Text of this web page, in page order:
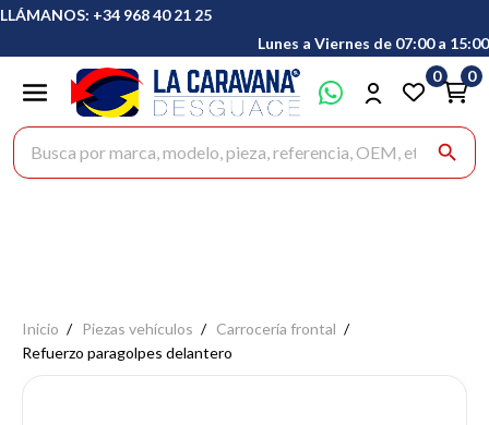
LLÁMANOS: +34 968 40 21 25
Lunes a Viernes de 07:00 a 15:00
Buscar productos
search
0 0
Inicio Piezas vehículos
Carrocería frontal
Refuerzo paragolpes delantero